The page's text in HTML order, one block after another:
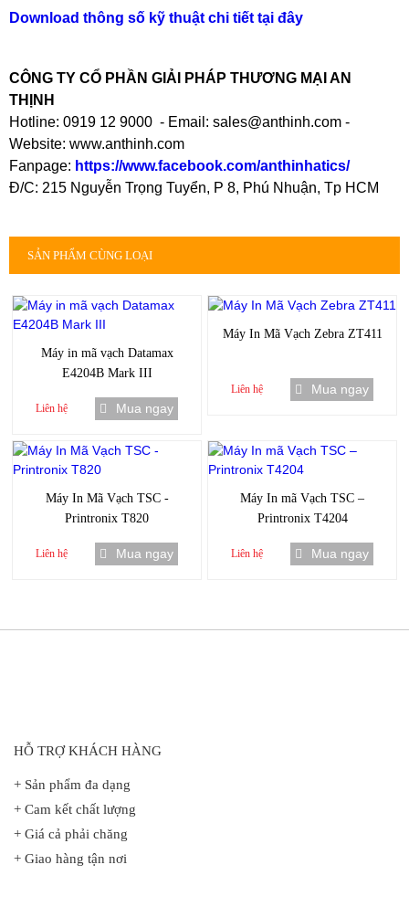
Download thông số kỹ thuật chi tiết tại đây
CÔNG TY CỔ PHẦN GIẢI PHÁP THƯƠNG MẠI AN
THỊNH
Hotline: 0919 12 9000 - Email: sales@anthinh.com -
Website: www.anthinh.com
Fanpage: https://www.facebook.com/anthinhatics/
Đ/C: 215 Nguyễn Trọng Tuyển, P 8, Phú Nhuận, Tp HCM
SẢN PHẨM CÙNG LOẠI
Máy in mã vạch Datamax
E4204B Mark III
Liên hệ Mua ngay
Máy In Mã Vạch Zebra ZT411
Liên hệ Mua ngay
Máy In Mã Vạch TSC -
Printronix T820
Liên hệ Mua ngay
Máy In mã Vạch TSC –
Printronix T4204
Liên hệ Mua ngay
HỖ TRỢ KHÁCH HÀNG
+ Sản phẩm đa dạng
+ Cam kết chất lượng
+ Giá cả phải chăng
+ Giao hàng tận nơi